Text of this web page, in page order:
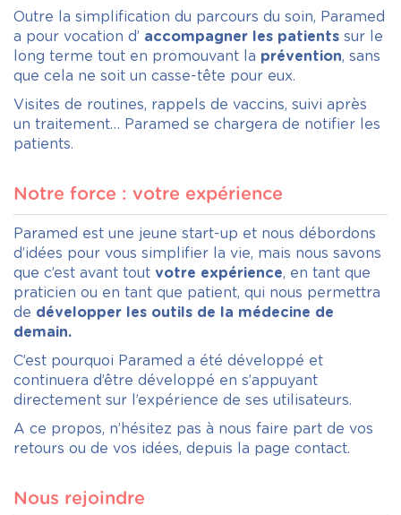
Outre la simplification du parcours du soin, Paramed
a pour vocation d’ accompagner les patients sur le
long terme tout en promouvant la prévention, sans
que cela ne soit un casse-tête pour eux.
Visites de routines, rappels de vaccins, suivi après
un traitement… Paramed se chargera de notifier les
patients.
Notre force : votre expérience
Paramed est une jeune start-up et nous débordons
d’idées pour vous simplifier la vie, mais nous savons
que c’est avant tout votre expérience, en tant que
praticien ou en tant que patient, qui nous permettra
de développer les outils de la médecine de
demain.
C’est pourquoi Paramed a été développé et
continuera d’être développé en s’appuyant
directement sur l’expérience de ses utilisateurs.
A ce propos, n’hésitez pas à nous faire part de vos
retours ou de vos idées, depuis la page contact.
Nous rejoindre